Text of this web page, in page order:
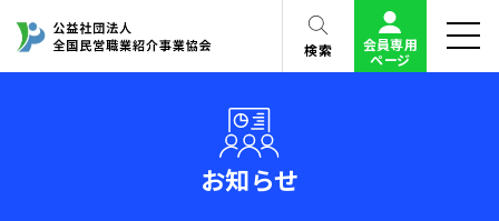
検索
会員専用
ページ
お知らせ